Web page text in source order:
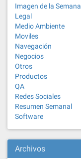
Imagen de la Semana
Legal
Medio Ambiente
Moviles
Navegación
Negocios
Otros
Productos
QA
Redes Sociales
Resumen Semanal
Software
Archivos